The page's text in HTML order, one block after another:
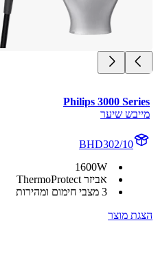
Philips 3000
שיער
BHD302/10
1600W
אביזר ThermoProtect
מוצר